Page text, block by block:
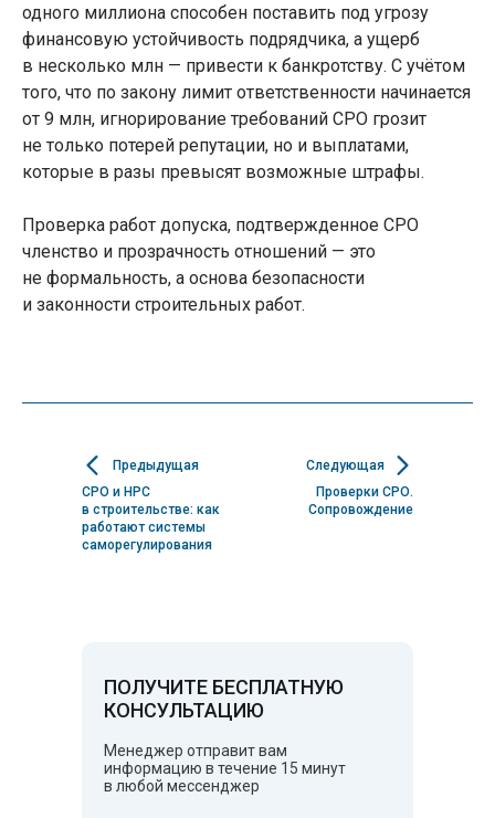
одного миллиона способен поставить под угрозу
финансовую устойчивость подрядчика, а ущерб
в несколько млн — привести к банкротству. С учётом
того, что по закону лимит ответственности начинается
от 9 млн, игнорирование требований СРО грозит
не только потерей репутации, но и выплатами,
которые в разы превысят возможные штрафы.
Проверка работ допуска, подтвержденное СРО
членство и прозрачность отношений — это
не формальность, а основа безопасности
и законности строительных работ.
Предыдущая
СРО и НРС
в строительстве: как
работают системы
саморегулирования
Проверки СРО.
Сопровождение
Следующая
Менеджер отправит вам
информацию в течение 15 минут
в любой мессенджер
ПОЛУЧИТЕ БЕСПЛАТНУЮ
КОНСУЛЬТАЦИЮ